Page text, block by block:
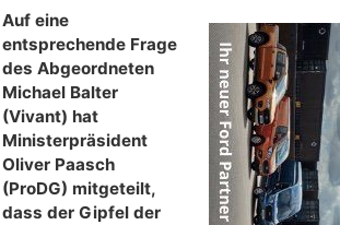
Auf eine
entsprechende Frage
des Abgeordneten
Michael Balter
(Vivant) hat
Ministerpräsident
Oliver Paasch
(ProDG) mitgeteilt,
dass der Gipfel der